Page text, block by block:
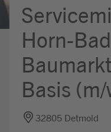
Mein
Horn-
Basis
32805 Detmold